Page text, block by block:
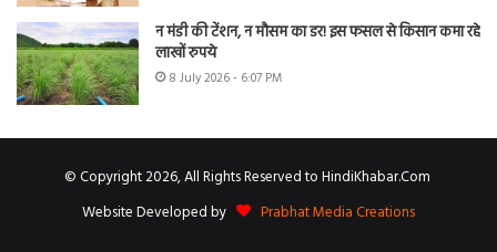
न मंडी की टेंशन, न मौसम का डर! इस फसल से किसान कमा रहे
लाखों रुपये
8 July 2026 - 6:07 PM
© Copyright 2026, All Rights Reserved to HindiKhabar.Com
Website Developed by
Prabhat Media Creations